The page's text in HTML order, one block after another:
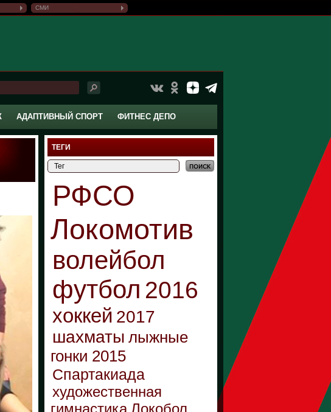
СМИ
АДАПТИВНЫЙ СПОРТ ФИТНЕС ДЕПО
ТЕГИ
РФСО
Локомотив
волейбол
футбол 2016
хоккей 2017
шахматы лыжные
гонки 2015
Спартакиада
художественная
гимнастика Локобол